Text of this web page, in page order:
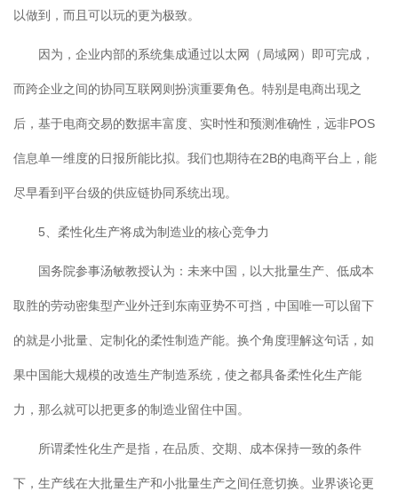
以做到，而且可以玩的更为极致。
因为，企业内部的系统集成通过以太网（局域网）即可完成，
而跨企业之间的协同互联网则扮演重要角色。特别是电商出现之
后，基于电商交易的数据丰富度、实时性和预测准确性，远非POS
信息单一维度的日报所能比拟。我们也期待在2B的电商平台上，能
尽早看到平台级的供应链协同系统出现。
5、柔性化生产将成为制造业的核心竞争力
国务院参事汤敏教授认为：未来中国，以大批量生产、低成本
取胜的劳动密集型产业外迁到东南亚势不可挡，中国唯一可以留下
的就是小批量、定制化的柔性制造产能。换个角度理解这句话，如
果中国能大规模的改造生产制造系统，使之都具备柔性化生产能
力，那么就可以把更多的制造业留住中国。
所谓柔性化生产是指，在品质、交期、成本保持一致的条件
下，生产线在大批量生产和小批量生产之间任意切换。业界谈论更